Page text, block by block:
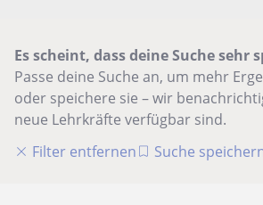
Es scheint, dass deine Suche sehr
Passe deine Suche an, um mehr
oder speichere sie – wir
neue Lehrkräfte verfügbar sind.
Filter entfernen
Suche